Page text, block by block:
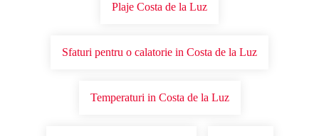
Plaje Costa de la Luz
Sfaturi pentru o calatorie in Costa de la Luz
Temperaturi in Costa de la Luz